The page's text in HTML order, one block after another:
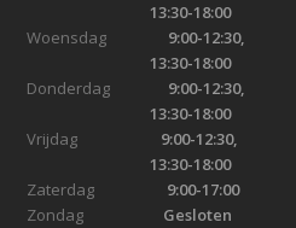
13:30-18:00
Woensdag
9:00-12:30,
13:30-18:00
Donderdag 9:00-12:30,
13:30-18:00
Vrijdag 9:00-12:30,
13:30-18:00
Zaterdag 9:00-17:00
Zondag Gesloten